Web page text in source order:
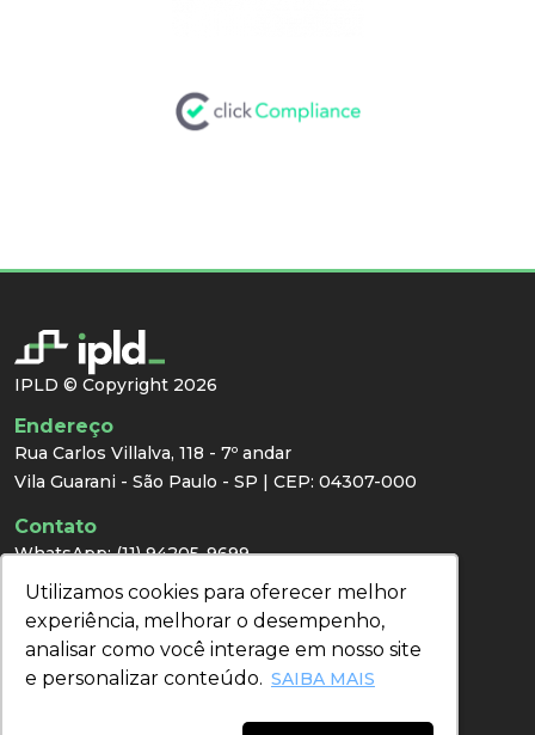
Utilizamos cookies para oferecer melhor
experiência, melhorar o desempenho,
analisar como você interage em nosso site
e personalizar conteúdo. SAIBA MAIS
Utilizamos cookies para oferecer melhor
experiência, melhorar o desempenho,
analisar como você interage em nosso site
e personalizar conteúdo. SAIBA MAIS
IPLD © Copyright 2026
Endereço
Rua Carlos Villalva, 118 - 7º andar
Vila Guarani - São Paulo - SP | CEP: 04307-000
Contato
WhatsApp: (11) 94205-9699
E-mail:
congresso@ipld.com.br
Imprensa
Redes Sociais